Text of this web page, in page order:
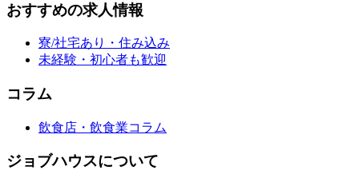
おすすめの求人情報
寮/社宅あり・住み込み
未経験・初心者も歓迎
コラム
飲食店・飲食業コラム
ジョブハウスについて